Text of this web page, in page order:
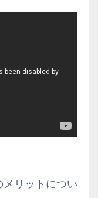
メリットについ